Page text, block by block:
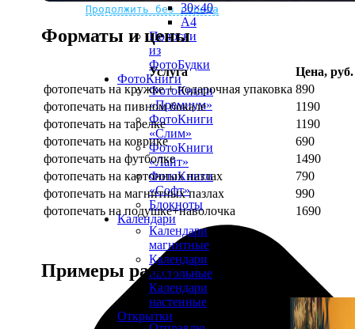
Продолжить без города
30×40
A4
Полоски
из
ФотоБудки
ФотоКниги
ФотоКниги
«Премиум»
ФотоКниги
«Слим»
ФотоКниги
«Лайт»
ФотоКниги
«Софт»
Блокноты
Календари
Календари
магнитные
Календари
настольные
Календари
настенные
Открытки
Форматы и цены
Услуга
Цена, руб.
фотопечать на кружке + подарочная упаковка 890
фотопечать на пивном бокале
1190
фотопечать на тарелке
1190
фотопечать на коврике
690
фотопечать на футболке
1490
фотопечать на картонных пазлах
790
фотопечать на магнитных пазлах
990
фотопечать на подушке+наволочка
1690
Примеры работ